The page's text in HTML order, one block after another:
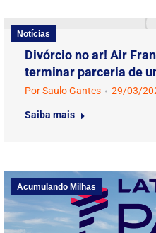
Notícias
Divórcio no ar! Air
terminar parceria de
PorSaulo Gantes 29/03/
Saiba mais
Acumulando Milhas